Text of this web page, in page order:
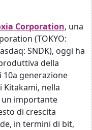
Corporation, una
(TOKYO:
SNDK), oggi ha
della
10a generazione
Kitakami, nella
un importante
di crescita
in termini di bit,